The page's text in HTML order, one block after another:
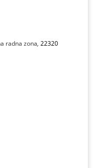
radna zona, 22320